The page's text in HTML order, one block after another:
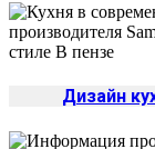
Дизайн